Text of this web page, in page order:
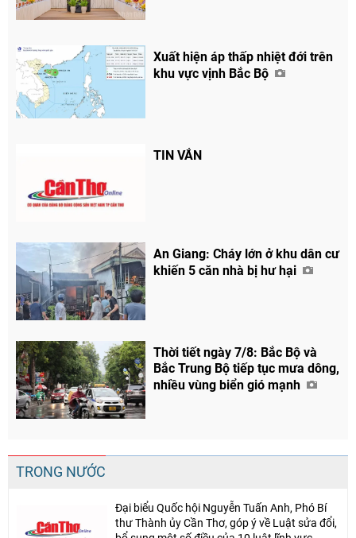
Xuất hiện áp thấp nhiệt đới trên
khu vực vịnh Bắc Bộ
TIN VẮN
An Giang: Cháy lớn ở khu dân cư
khiến 5 căn nhà bị hư hại
Thời tiết ngày 7/8: Bắc Bộ và
Bắc Trung Bộ tiếp tục mưa dông,
nhiều vùng biển gió mạnh
TRONG NƯỚC
Đại biểu Quốc hội Nguyễn Tuấn Anh, Phó Bí
thư Thành ủy Cần Thơ, góp ý về Luật sửa đổi,